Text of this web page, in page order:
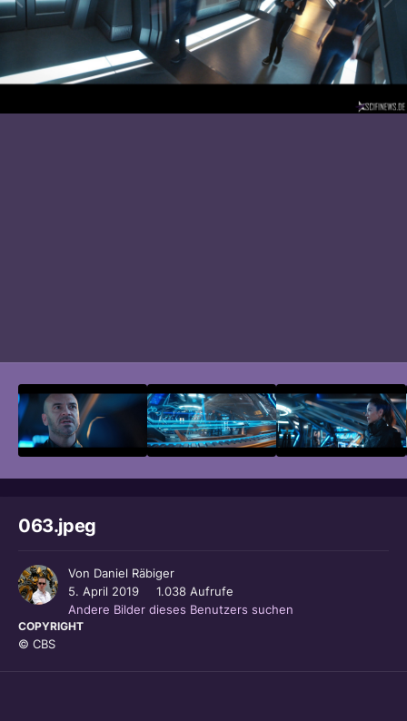
063.jpeg
Von Daniel Räbiger
5. April 2019
1.038 Aufrufe
Andere Bilder dieses Benutzers suchen
COPYRIGHT
© CBS